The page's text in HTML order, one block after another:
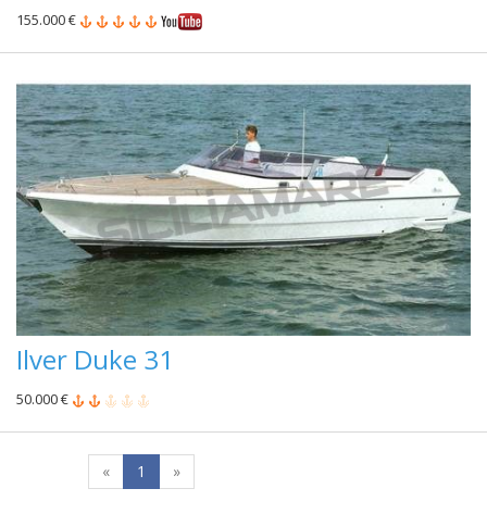
155.000 €
Ilver Duke 31
50.000 €
« 1 »